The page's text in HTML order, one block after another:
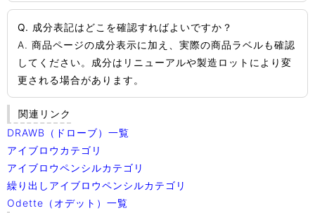
Q. 成分表記はどこを確認すればよいですか？
A. 商品ページの成分表示に加え、実際の商品ラベルも確認
してください。成分はリニューアルや製造ロットにより変
更される場合があります。
関連リンク
DRAWB（ドローブ）一覧
アイブロウカテゴリ
アイブロウペンシルカテゴリ
繰り出しアイブロウペンシルカテゴリ
Odette（オデット）一覧